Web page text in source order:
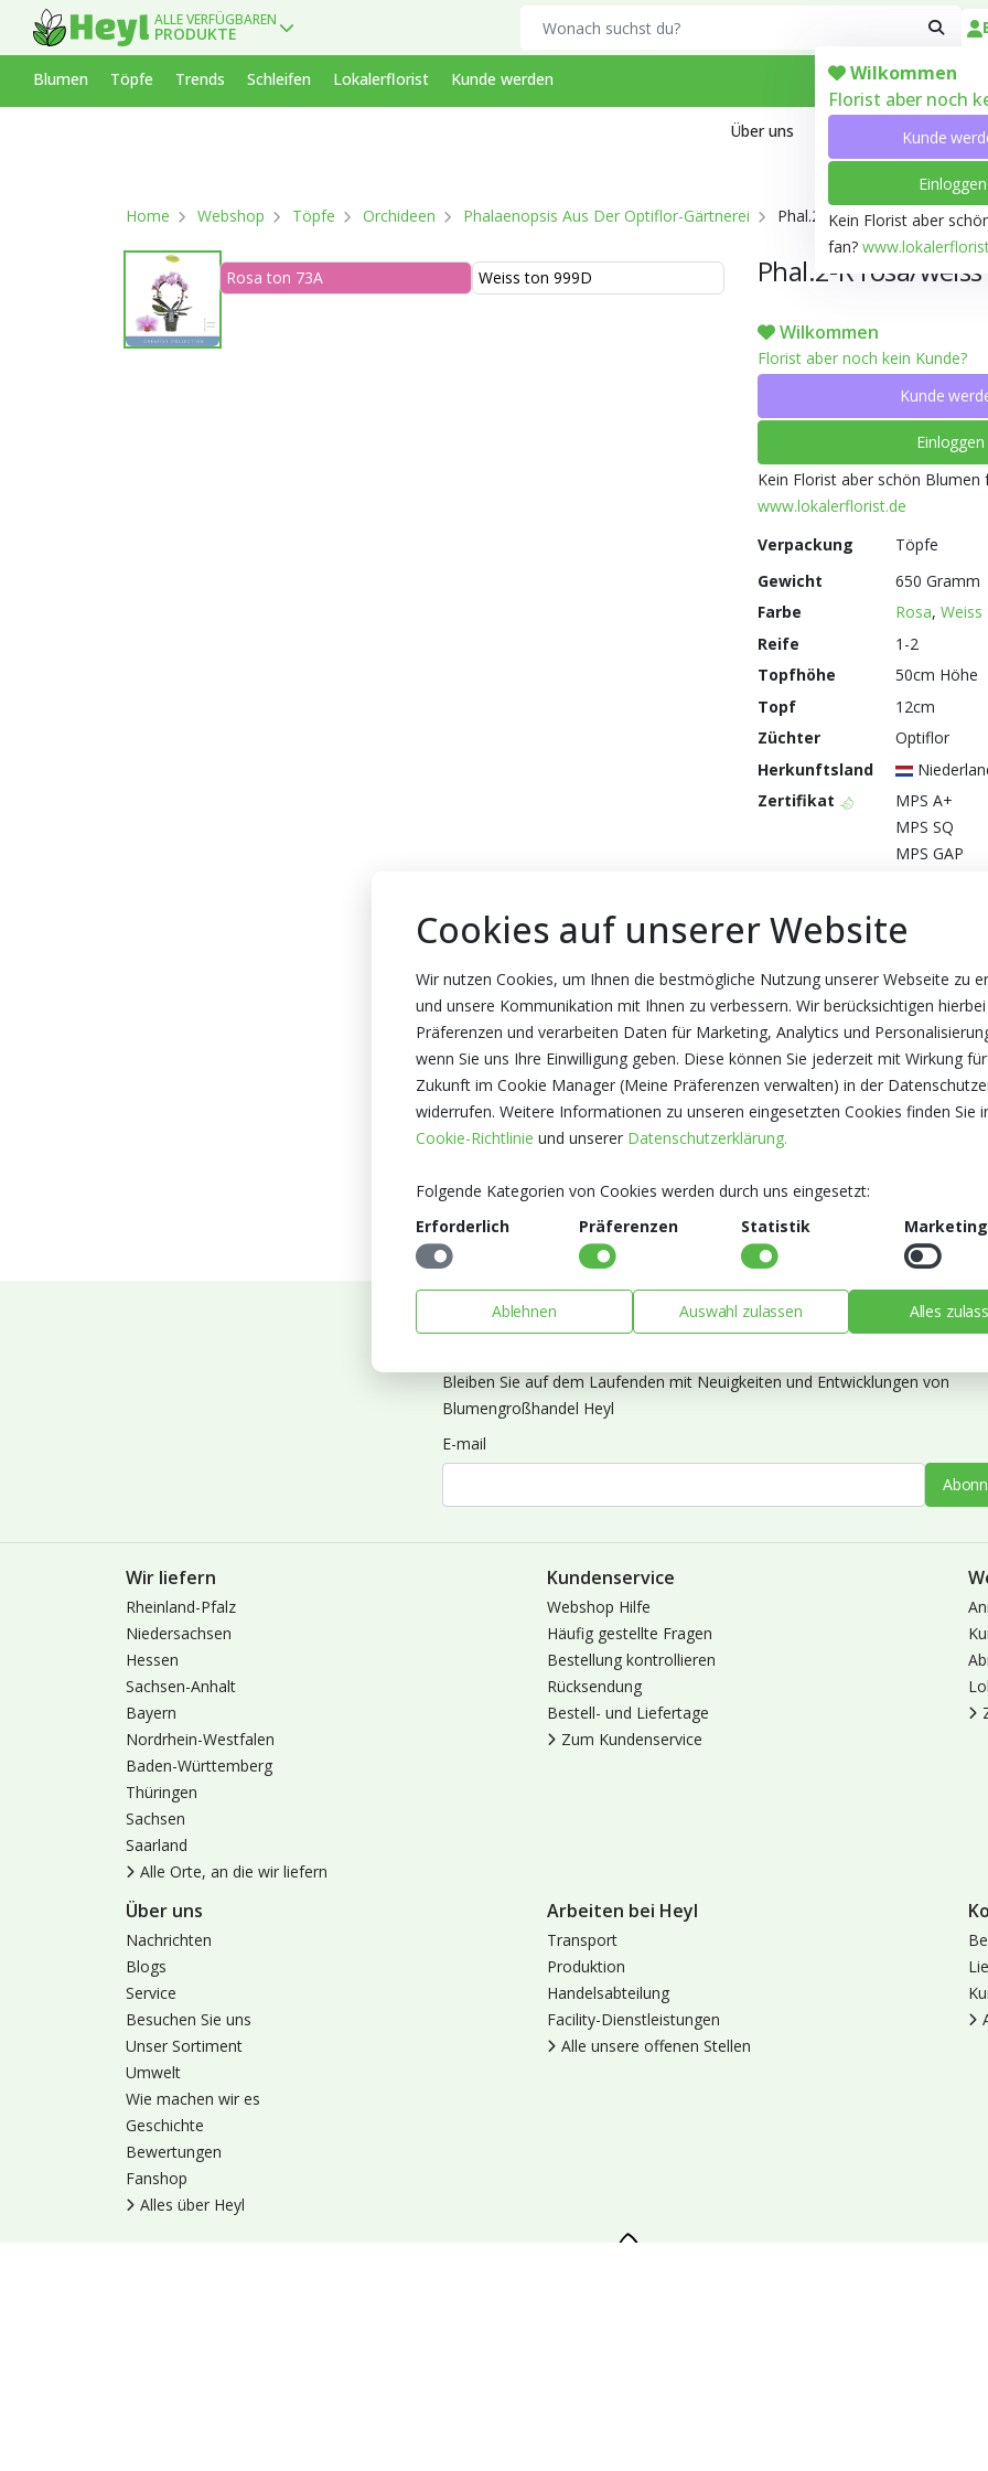
ALLE VERFÜGBAREN
PRODUKTE
Wilkommen
Florist aber noch
Kunde
Einloggen
Kein Florist aber
fan?
Blumen Töpfe Trends Schleifen Lokalerflorist Kunde werden
Über uns Arbeiten bei
Home Webshop Töpfe Orchideen Phalaenopsis Aus Der Optiflor-Gärtnerei Phal.2-R rosa/weiss Mirror
Rosa ton 73A Weiss ton 999D Phal.2-R rosa/
Wilkommen
Florist aber noch kein Kunde?
Kunde
Einloggen
Kein Florist aber schön Blumen
www.lokalerflorist.de
Verpackung
Töpfe
Gewicht
650 Gramm
Farbe
Rosa, Weiss
Reife
1-2
Topfhöhe
50cm Höhe
Topf
12cm
Züchter
Optiflor
Herkunftsland
Zertifikat
MPS A+
MPS SQ
MPS GAP
Abonnieren Sie unseren Newsletter
Bleiben Sie auf dem Laufenden mit Neuigkeiten und Entwicklungen von
Blumengroßhandel Heyl
E-mail
Wir liefern
Rheinland-Pfalz
Niedersachsen
Hessen
Sachsen-Anhalt
Bayern
Nordrhein-Westfalen
Baden-Württemberg
Thüringen
Sachsen
Saarland
Alle Orte, an die wir liefern
Kundenservice
Webshop Hilfe
Häufig gestellte Fragen
Bestellung kontrollieren
Rücksendung
Bestell- und Liefertage
Zum Kundenservice
Über uns
Nachrichten
Blogs
Service
Besuchen Sie uns
Unser Sortiment
Umwelt
Wie machen wir es
Geschichte
Bewertungen
Fanshop
Alles über Heyl
Arbeiten bei Heyl
Transport
Produktion
Handelsabteilung
Facility-Dienstleistungen
Alle unsere offenen Stellen
Cookies auf unserer Website
Wir nutzen Cookies, um Ihnen die bestmögliche Nutzung unserer Webseite zu
und unsere Kommunikation mit Ihnen zu verbessern. Wir berücksichtigen
Präferenzen und verarbeiten Daten für Marketing, Analytics und
wenn Sie uns Ihre Einwilligung geben. Diese können Sie jederzeit mit Wirkung
Zukunft im Cookie Manager (Meine Präferenzen verwalten) in der
widerrufen. Weitere Informationen zu unseren eingesetzten Cookies finden Sie
Cookie-Richtlinie und unserer Datenschutzerklärung.
Folgende Kategorien von Cookies werden durch uns eingesetzt:
Erforderlich
Präferenzen Statistik Marketing
Ablehnen Auswahl zulassen Alles